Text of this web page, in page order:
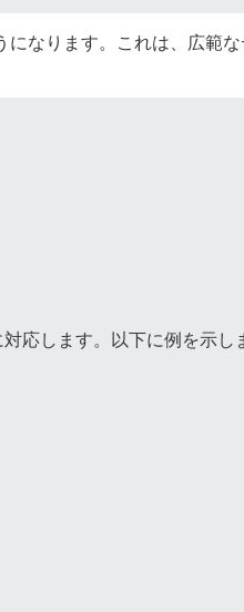
なります。これは、広範な
応します。以下に例を示し